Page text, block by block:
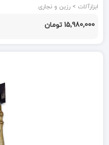
ابزارآلات > رزین و نجاری
15,980,000 تومان